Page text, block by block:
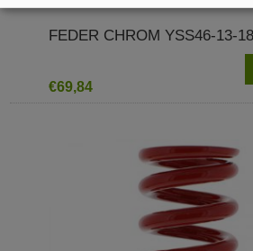
FEDER CHROM YSS46-13-
€69,84